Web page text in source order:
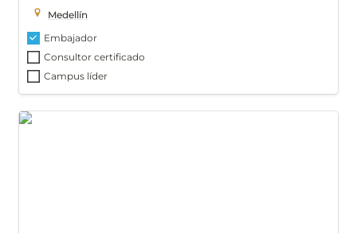
Medellín
Embajador
Consultor certificado
Campus líder
Valeria Alfuzzi